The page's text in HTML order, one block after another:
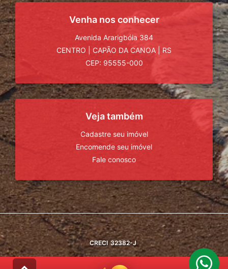
Venha nos conhecer
Avenida Ararigbóia 384
CENTRO
CAPÃO DA CANOA
RS
CEP: 95555-000
Veja também
Cadastre seu imóvel
Encomende seu imóvel
Fale conosco
CRECI 32382-J